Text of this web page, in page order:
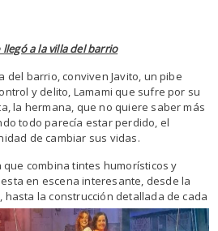
a la villa del barrio
del barrio, conviven Javito, un pibe
y delito, Lamami que sufre por su
la hermana, que no quiere saber más
todo parecía estar perdido, el
de cambiar sus vidas.
que combina tintes humorísticos y
en escena interesante, desde la
la construcción detallada de cada